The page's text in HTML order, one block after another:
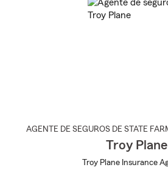
AGENTE DE SEGUROS DE STATE
Troy Plane
Troy Plane Insurance